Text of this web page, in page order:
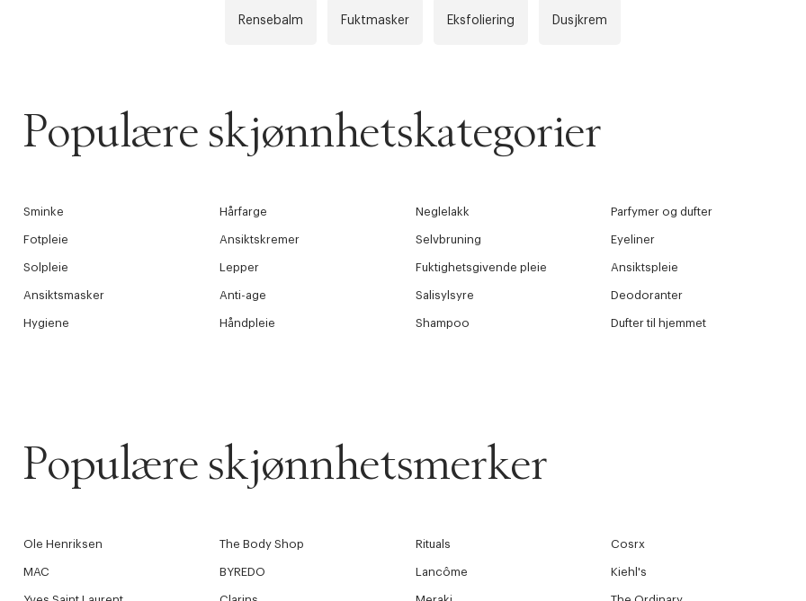
Rensebalm Fuktmasker Eksfoliering Dusjkrem
Populære skjønnhetskategorier
Sminke Hårfarge Neglelakk Parfymer og dufter
Fotpleie Ansiktskremer Selvbruning Eyeliner
Solpleie Lepper Fuktighetsgivende pleie Ansiktspleie
Ansiktsmasker Anti-age Salisylsyre Deodoranter
Hygiene Håndpleie Shampoo Dufter til hjemmet
Populære skjønnhetsmerker
Ole Henriksen The Body Shop Rituals Cosrx
MAC BYREDO Lancôme Kiehl's